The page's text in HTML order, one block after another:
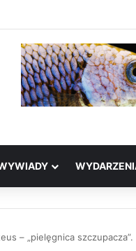
– „pielęgnica